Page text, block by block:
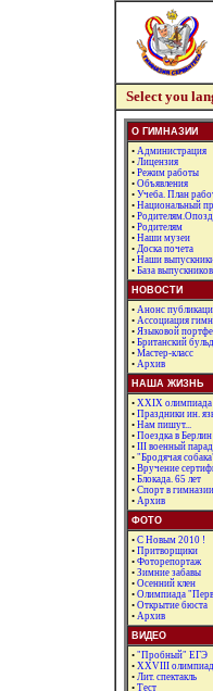
Select you
О ГИМНАЗИИ
• Администрация
• Лицензия
• Режим работы
• Объявления
• Учеба. План
• Национальный
•
• Родителям
• Наши музеи
• Доска почета
• Наши
• База выпускников
НОВОСТИ
• Анонс
• Ассоциация
• Языковой
• Британский
• Мастер-класс
• Архив
НАША ЖИЗНЬ
• XXIX олимпиада
• Праздники ин.
• Нам пишут...
• Поездка в Берлин
• III военный парад
• "Бродячая
• Вручение
• Блокада. 65 лет
• Спорт в гимназии
• Архив
ФОТО
• С Новым 2010 !
• Притворщики
• Фоторепортаж
• Зимние забавы
• Осенний клен
• Олимпиада
• Открытие бюста
• Архив
ВИДЕО
• "Пробный" ЕГЭ
• XXVIII
• Лит. спектакль
• Тест